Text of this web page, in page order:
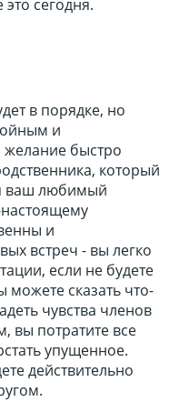
сегодня.
в порядке, но
и
быстро
который
ваш любимый
и
встреч - вы легко
если не будете
можете сказать что-
чувства членов
вы потратите все
упущенное.
действительно